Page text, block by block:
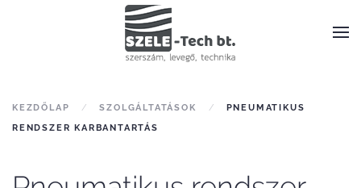
KEZDŐLAP SZOLGÁLTATÁSOK
PNEUMATIKUS
RENDSZER KARBANTARTÁS